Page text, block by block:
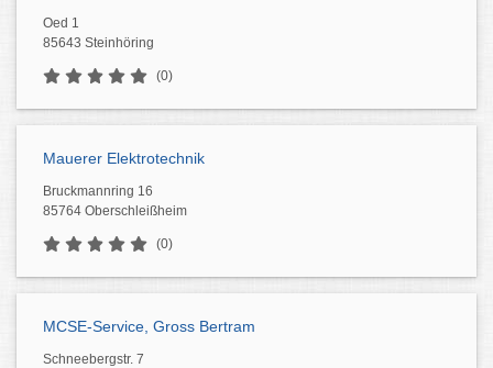
Oed 1
85643 Steinhöring
(0)
Mauerer Elektrotechnik
Bruckmannring 16
85764 Oberschleißheim
(0)
MCSE-Service, Gross Bertram
Schneebergstr. 7